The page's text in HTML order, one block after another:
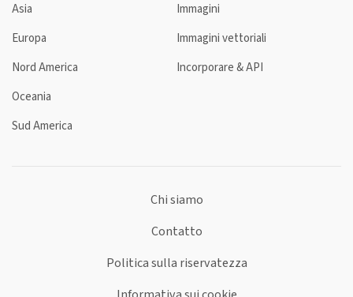
Asia
Europa
Nord America
Oceania
Sud America
Immagini
Immagini vettoriali
Incorporare & API
Chi siamo
Contatto
Politica sulla riservatezza